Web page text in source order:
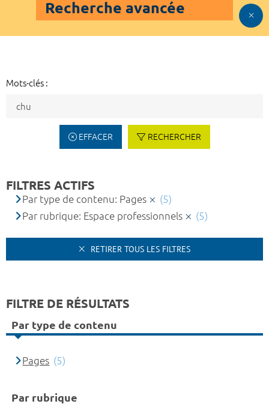
Recherche avancée
Mots-clés :
EFFACER RECHERCHER
FILTRES ACTIFS
Par type de contenu: Pages
(5)
Par rubrique: Espace professionnels
(5)
RETIRER TOUS LES FILTRES
FILTRE DE RÉSULTATS
Par type de contenu
Pages (5)
Par rubrique